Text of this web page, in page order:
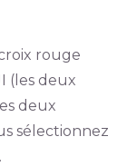
rouge
(les deux
deux
sélectionnez